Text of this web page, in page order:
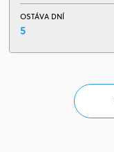
OSTÁVA DNÍ
5